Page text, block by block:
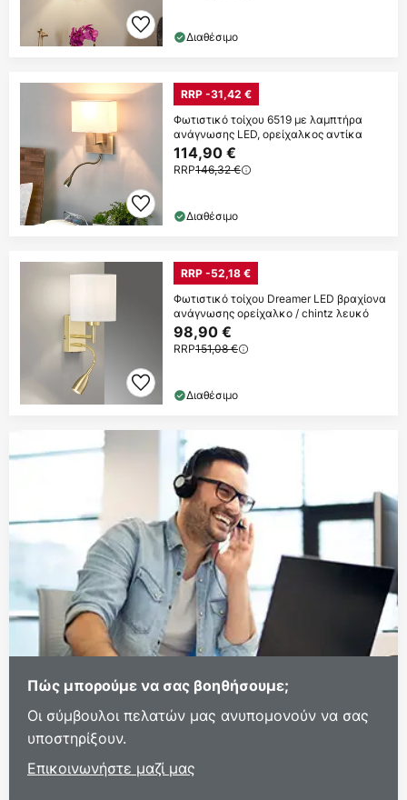
Διαθέσιμο
RRP -31,42 €
Φωτιστικό τοίχου 6519 με λαμπτήρα
ανάγνωσης LED, ορείχαλκος αντίκα
114,90 €
RRP146,32 €
Διαθέσιμο
RRP -52,18 €
Φωτιστικό τοίχου Dreamer LED βραχίονα
ανάγνωσης ορείχαλκο / chintz λευκό
98,90 €
RRP151,08 €
Διαθέσιμο
Πώς μπορούμε να σας βοηθήσουμε;
Οι σύμβουλοι πελατών μας ανυπομονούν να σας
υποστηρίξουν.
Επικοινωνήστε μαζί μας